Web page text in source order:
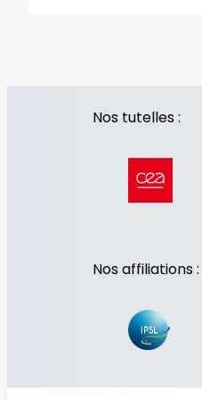
Nos tutelles :
Nos affiliations :